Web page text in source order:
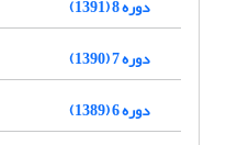
دوره 8 (1391)
دوره 7 (1390)
دوره 6 (1389)